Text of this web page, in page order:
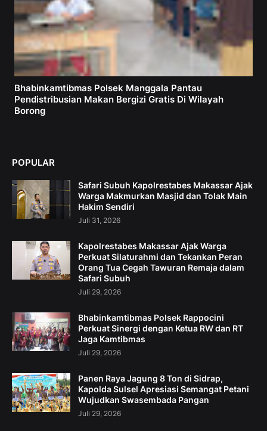
Bhabinkamtibmas Polsek Manggala Pantau
Pendistribusian Makan Bergizi Gratis Di Wilayah
Borong
POPULAR
Safari Subuh Kapolrestabes Makassar Ajak
Warga Makmurkan Masjid dan Tolak Main
Hakim Sendiri
Juli 31, 2026
Kapolrestabes Makassar Ajak Warga
Perkuat Silaturahmi dan Tekankan Peran
Orang Tua Cegah Tawuran Remaja dalam
Safari Subuh
Juli 29, 2026
Bhabinkamtibmas Polsek Rappocini
Perkuat Sinergi dengan Ketua RW dan RT
Jaga Kamtibmas
Juli 29, 2026
Panen Raya Jagung 8 Ton di Sidrap,
Kapolda Sulsel Apresiasi Semangat Petani
Wujudkan Swasembada Pangan
Juli 29, 2026